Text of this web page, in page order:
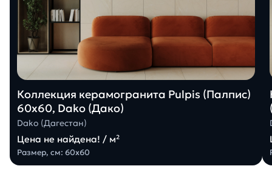
Коллекция керамогранита Pulpis (Палпис)
60х60, Dako (Дако)
Dako (Дагестан)
Цена не найдена! / м²
Размер, см: 60х60